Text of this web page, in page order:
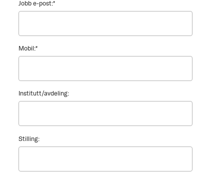
Jobb e-post:*
Mobil:*
Institutt/avdeling:
Stilling: